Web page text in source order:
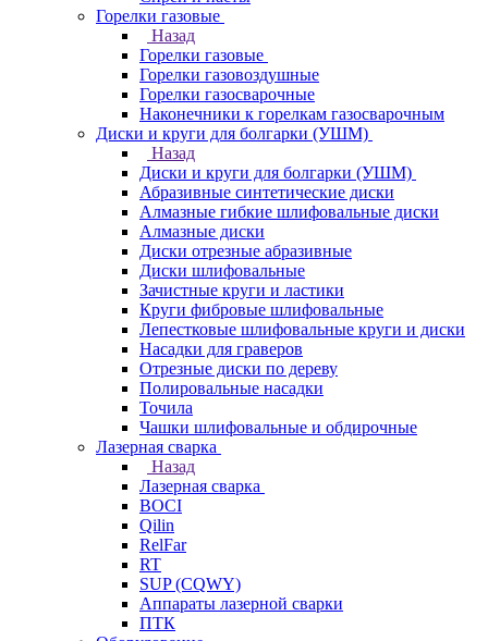
Горелки газовые
Назад
Горелки газовые
Горелки газовоздушные
Горелки газосварочные
Наконечники к горелкам газосварочным
Диски и круги для болгарки (УШМ)
Назад
Диски и круги для болгарки (УШМ)
Абразивные синтетические диски
Алмазные гибкие шлифовальные диски
Алмазные диски
Диски отрезные абразивные
Диски шлифовальные
Зачистные круги и ластики
Круги фибровые шлифовальные
Лепестковые шлифовальные круги и диски
Насадки для граверов
Отрезные диски по дереву
Полировальные насадки
Точила
Чашки шлифовальные и обдирочные
Лазерная сварка
Назад
Лазерная сварка
BOCI
Qilin
RelFar
RT
SUP (CQWY)
Аппараты лазерной сварки
ПТК